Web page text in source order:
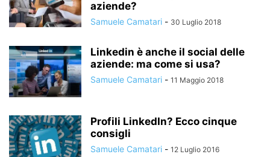
aziende?
Samuele Camatari - 30 Luglio 2018
Linkedin è anche il social delle
aziende: ma come si usa?
Samuele Camatari - 11 Maggio 2018
Profili LinkedIn? Ecco cinque
consigli
Samuele Camatari - 12 Luglio 2016